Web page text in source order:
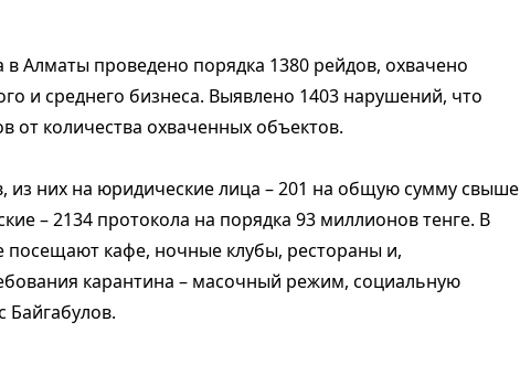
Алматы проведено порядка 1380 рейдов, охвачено
и среднего бизнеса. Выявлено 1403 нарушений, что
от количества охваченных объектов.
из них на юридические лица – 201 на общую сумму свыше
– 2134 протокола на порядка 93 миллионов тенге. В
посещают кафе, ночные клубы, рестораны и,
карантина – масочный режим, социальную
Байгабулов.